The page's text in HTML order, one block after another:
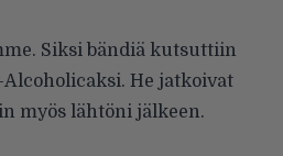
Siksi bändiä kutsuttiin
He jatkoivat
myös lähtöni jälkeen.